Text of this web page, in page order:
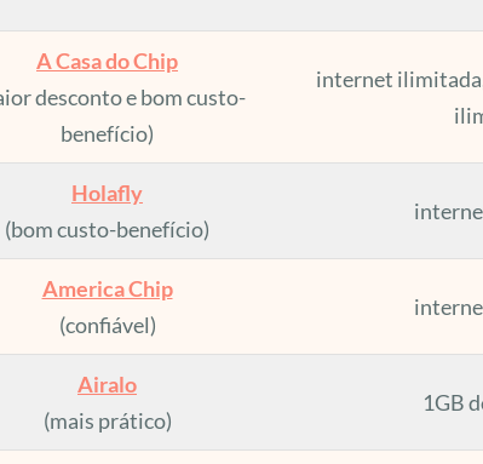
A Casa do Chip
desconto e bom custo-
benefício)
internet
Holafly
(bom custo-benefício)
America Chip
(confiável)
Airalo
(mais prático)
1GB